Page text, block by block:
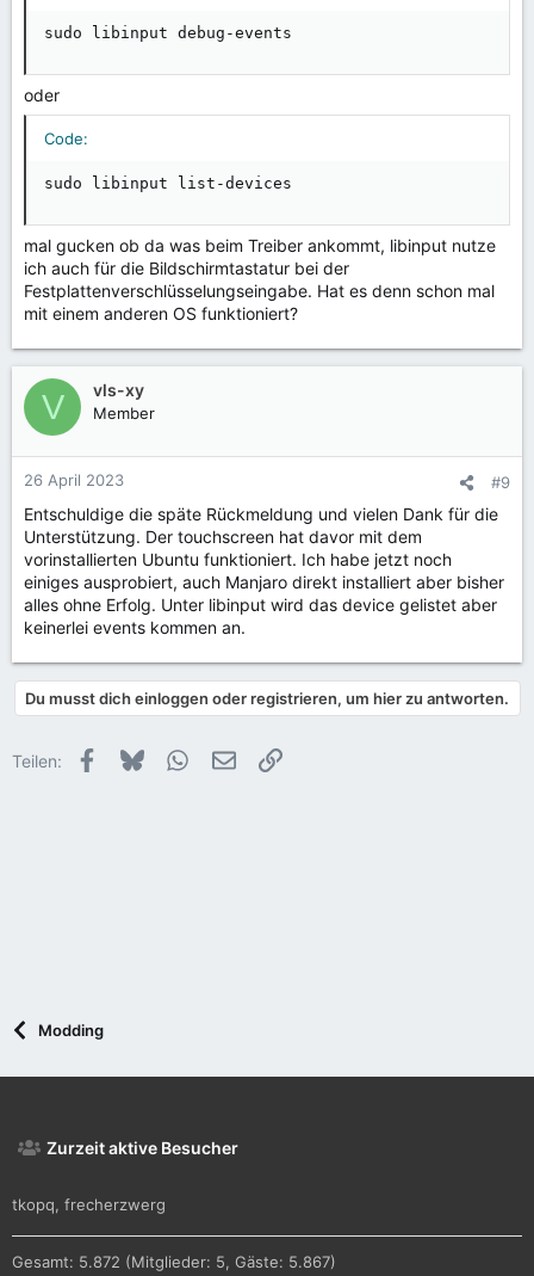
sudo libinput debug-events
oder
Code:
sudo libinput list-devices
mal gucken ob da was beim Treiber ankommt, libinput nutze
ich auch für die Bildschirmtastatur bei der
Festplattenverschlüsselungseingabe. Hat es denn schon mal
mit einem anderen OS funktioniert?
V vls-xy
Member
26 April 2023 #9
Entschuldige die späte Rückmeldung und vielen Dank für die
Unterstützung. Der touchscreen hat davor mit dem
vorinstallierten Ubuntu funktioniert. Ich habe jetzt noch
einiges ausprobiert, auch Manjaro direkt installiert aber bisher
alles ohne Erfolg. Unter libinput wird das device gelistet aber
keinerlei events kommen an.
Du musst dich einloggen oder registrieren, um hier zu antworten.
Teilen: Facebook
Bluesky WhatsApp
E-MailLink
Modding
Zurzeit aktive Besucher
tkopq frecherzwerg
Gesamt: 5.872 (Mitglieder: 5, Gäste: 5.867)